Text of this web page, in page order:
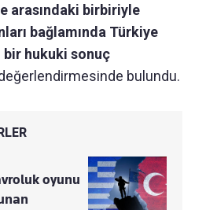
arasındaki birbiriyle
bağlamında Türkiye
bir hukuki sonuç
bulundu.
oyunu